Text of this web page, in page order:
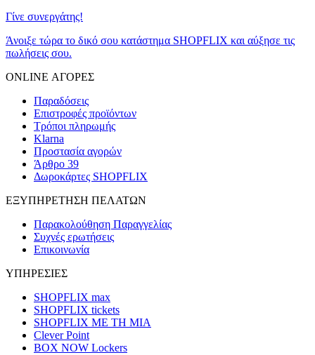
Γίνε συνεργάτης!
Άνοιξε τώρα το δικό σου κατάστημα SHOPFLIX και αύξησε τις
πωλήσεις σου.
ONLINE ΑΓΟΡΕΣ
Παραδόσεις
Επιστροφές προϊόντων
Τρόποι πληρωμής
Klarna
Προστασία αγορών
Άρθρο 39
Δωροκάρτες SHOPFLIX
ΕΞΥΠΗΡΕΤΗΣΗ ΠΕΛΑΤΩΝ
Παρακολούθηση Παραγγελίας
Συχνές ερωτήσεις
Επικοινωνία
ΥΠΗΡΕΣΙΕΣ
SHOPFLIX max
SHOPFLIX tickets
SHOPFLIX ΜΕ ΤΗ ΜΙΑ
Clever Point
BOX NOW Lockers